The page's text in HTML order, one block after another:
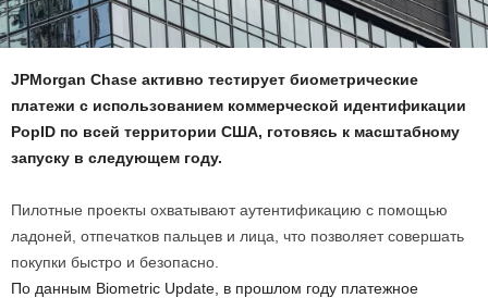
JPMorgan Chase активно тестирует биометрические
платежи с использованием коммерческой идентификации
PopID по всей территории США, готовясь к масштабному
запуску в следующем году.
Пилотные проекты охватывают аутентификацию с помощью
ладоней, отпечатков пальцев и лица, что позволяет совершать
покупки быстро и безопасно.
По данным Biometric Update, в прошлом году платежное